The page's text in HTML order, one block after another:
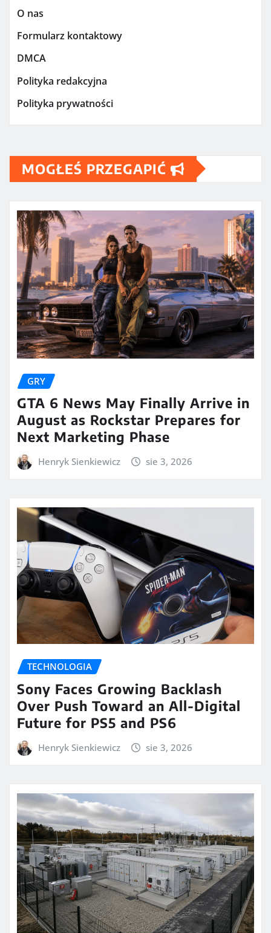
O nas
Formularz kontaktowy
DMCA
Polityka redakcyjna
Polityka prywatności
MOGŁEŚ PRZEGAPIĆ
GRY
GTA 6 News May Finally Arrive in
August as Rockstar Prepares for
Next Marketing Phase
Henryk Sienkiewicz sie 3, 2026
TECHNOLOGIA
Sony Faces Growing Backlash
Over Push Toward an All-Digital
Future for PS5 and PS6
Henryk Sienkiewicz sie 3, 2026